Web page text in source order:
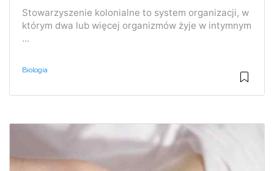
Stowarzyszenie kolonialne to system organizacji, w
którym dwa lub więcej organizmów żyje w intymnym
...
Biologia